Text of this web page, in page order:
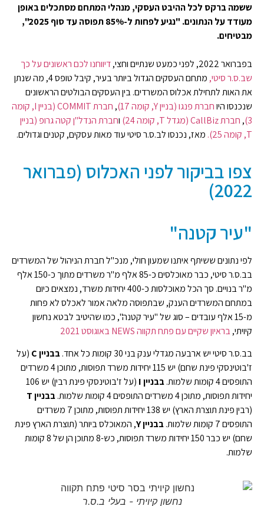
ששמה ברקס לכל ההיבט העסקי, מנהלי המתחם מסתכלים באופן
מעודד על הנתונים. "נגיע לפחות ל-85% תפוסה עד סוף 2025",
מבטיחים.
בפברואר 2022, לפני כמעט שנתיים וחצי,
דיווחנו לכם ראשונים על כך
שב.ס.ר סיטי,
מתחם העסקים הגדול ביותר בעיר, קיבל טופס 4, מה שנתן
את האות לתחילת אכלוס המשרדים. בין העסקים הבולטים הראשונים
שנכנסו היוחברת פנגו (בניין Y, קומה 17) ,
חברת COMMIT (בניין I, קומה
3)
, חברת CallBiz (מגדל T, קומה 24) וחברת הנדל"ן קטה גרופ (בניין
T, קומה 25).
מאז, נכנסו לב.ס.ר סיטי עוד מאות עסקים, קטנים וגדולים.
צפו בביקור לפני האכלוס (פברואר
2022)
"עיר קטנה"
לפי נתונים ששיתף איתנו שמעון חולי, מנכ"ל חברת הניהול של המשרדים
בב.ס.ר סיטי, כבר מאוכלסים כ-85 אלף מ"ר משרדים מתוך כ-150 אלף
מ"ר בנויים. סך הכל מאוכלסות כ-400 יחידות משרד, נמצאים כיום
במתחם המשרדים הענק, שבתפוסה מלאה אמור לאכלס לא פחות
מ-15 אלף עובדים – סוג של "עיר קטנה", כמו שהיטיב לבטא נחשון
קיויתי,בראיון שקיים עם פתח תקווה NEWS באוגוסט 2021
בב.ס.ר סיטי יש ארבעה מגדלי ענק בני 30 קומות כל אחד.
בבניין C
(על
ז'בוטינסקי פינת שחם) יש 115 יחידות משרד תפוסות, מתוכן 4 משרדים
התופסים 4 קומות שלמות.
בבניין I
(על ז'בוטינסקי פינת רבין) יש 106
יחידות תפוסות, מתוכן 4 משרדים התופסים 4 קומות שלמות.
בבניין T
(רבין פינת תוצרת הארץ) יש 138 יחידות תפוסות, מתוכן 7 משרדים
התופסים 7 קומות שלמות.
בבניין Y , המאוכלס ביותר (תוצרת הארץ פינת
שחם) יש כבר 150 יחידות משרד תפוסות, כש-8 מתוכן הן של 8 קומות
שלמות.
נחשון קיויתי - בעלי ב.ס.ר